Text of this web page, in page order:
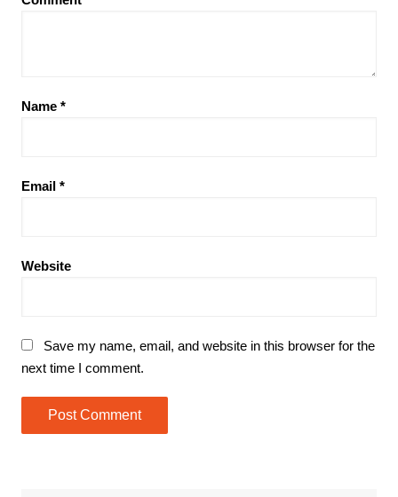
Name *
Email *
Website
Save my name, email, and website in this browser for the
next time I comment.